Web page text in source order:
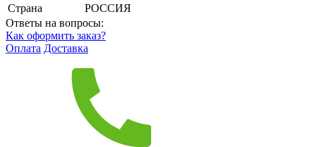
Страна
РОССИЯ
Ответы на вопросы:
Как оформить заказ?
Оплата Доставка